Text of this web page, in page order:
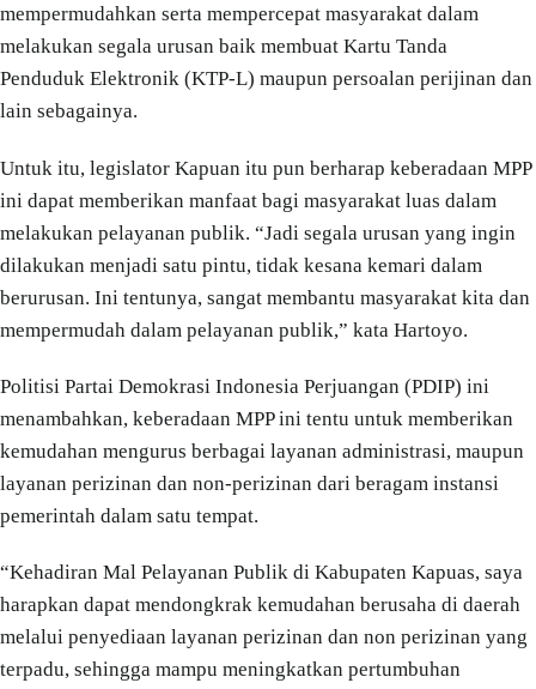
mempermudahkan serta mempercepat masyarakat dalam
melakukan segala urusan baik membuat Kartu Tanda
Penduduk Elektronik (KTP-L) maupun persoalan perijinan dan
lain sebagainya.
Untuk itu, legislator Kapuan itu pun berharap keberadaan MPP
ini dapat memberikan manfaat bagi masyarakat luas dalam
melakukan pelayanan publik. “Jadi segala urusan yang ingin
dilakukan menjadi satu pintu, tidak kesana kemari dalam
berurusan. Ini tentunya, sangat membantu masyarakat kita dan
mempermudah dalam pelayanan publik,” kata Hartoyo.
Politisi Partai Demokrasi Indonesia Perjuangan (PDIP) ini
menambahkan, keberadaan MPP ini tentu untuk memberikan
kemudahan mengurus berbagai layanan administrasi, maupun
layanan perizinan dan non-perizinan dari beragam instansi
pemerintah dalam satu tempat.
“Kehadiran Mal Pelayanan Publik di Kabupaten Kapuas, saya
harapkan dapat mendongkrak kemudahan berusaha di daerah
melalui penyediaan layanan perizinan dan non perizinan yang
terpadu, sehingga mampu meningkatkan pertumbuhan